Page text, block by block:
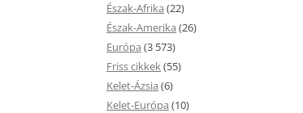
Észak-Afrika (22)
Észak-Amerika (26)
Európa (3 573)
Friss cikkek(55)
Kelet-Ázsia (6)
Kelet-Európa (10)